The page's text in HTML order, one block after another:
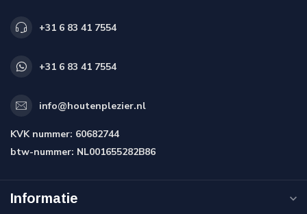
+31 6 83 41 7554
+31 6 83 41 7554
info@houtenplezier.nl
KVK nummer: 60682744
btw-nummer: NL001655282B86
Informatie